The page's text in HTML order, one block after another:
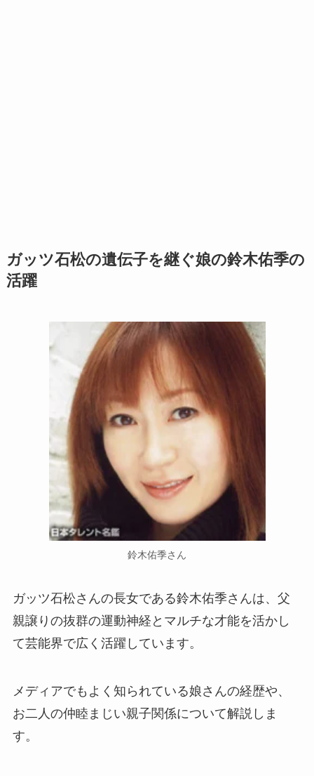
ガッツ石松の遺伝子を継ぐ娘の鈴木佑季の
活躍
鈴木佑季さん
ガッツ石松さんの長女である鈴木佑季さんは、父
親譲りの抜群の運動神経とマルチな才能を活かし
て芸能界で広く活躍しています。
メディアでもよく知られている娘さんの経歴や、
お二人の仲睦まじい親子関係について解説しま
す。